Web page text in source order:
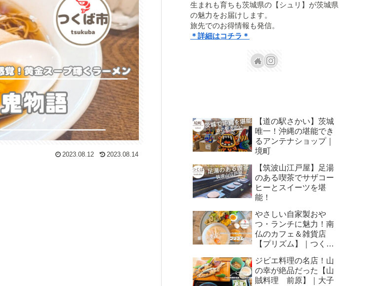
2023.08.12 2023.08.14
生まれも育ちも茨城県の【シュリ】が茨城県
の魅力をお届けします。
旅先でのお得情報も発信。
＊詳細はコチラ＊
【道の駅さかい】茨城
唯一！沖縄の堪能でき
るアンテナショップ｜
境町
【筑波山江戸屋】足湯
のある喫茶でサザコー
ヒーとスイーツを堪
能！
やさしい自家製おや
つ・ランチに魅力！南
仏のカフェ＆雑貨店
【プリズム】｜つくば
ジビエ料理の名店！山
の幸が絶品だった【山
賊料理 前原】｜大子